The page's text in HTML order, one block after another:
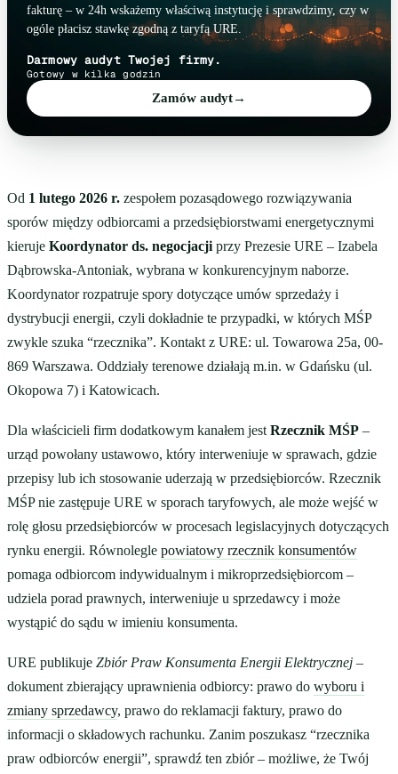
fakturę – w 24h wskażemy właściwą instytucję i sprawdzimy, czy w
ogóle płacisz stawkę zgodną z taryfą URE.
Zamów audyt→
Darmowy audyt Twojej firmy.
Gotowy w kilka godzin
Od 1 lutego 2026 r. zespołem pozasądowego rozwiązywania
sporów między odbiorcami a przedsiębiorstwami energetycznymi
kieruje Koordynator ds. negocjacji przy Prezesie URE – Izabela
Dąbrowska-Antoniak, wybrana w konkurencyjnym naborze.
Koordynator rozpatruje spory dotyczące umów sprzedaży i
dystrybucji energii, czyli dokładnie te przypadki, w których MŚP
zwykle szuka “rzecznika”. Kontakt z URE: ul. Towarowa 25a, 00-
869 Warszawa. Oddziały terenowe działają m.in. w Gdańsku (ul.
Okopowa 7) i Katowicach.
Dla właścicieli firm dodatkowym kanałem jest Rzecznik MŚP –
urząd powołany ustawowo, który interweniuje w sprawach, gdzie
przepisy lub ich stosowanie uderzają w przedsiębiorców. Rzecznik
MŚP nie zastępuje URE w sporach taryfowych, ale może wejść w
rolę głosu przedsiębiorców w procesach legislacyjnych dotyczących
rynku energii. Równolegle powiatowy rzecznik konsumentów
pomaga odbiorcom indywidualnym i mikroprzedsiębiorcom –
udziela porad prawnych, interweniuje u sprzedawcy i może
wystąpić do sądu w imieniu konsumenta.
URE publikuje Zbiór Praw Konsumenta Energii Elektrycznej –
dokument zbierający uprawnienia odbiorcy: prawo do wyboru i
zmiany sprzedawcy, prawo do reklamacji faktury, prawo do
informacji o składowych rachunku. Zanim poszukasz “rzecznika
praw odbiorców energii”, sprawdź ten zbiór – możliwe, że Twój